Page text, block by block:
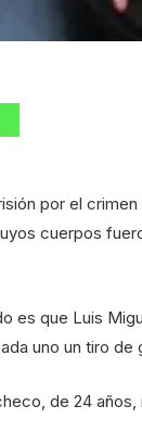
por el
cuerpos
es que Luis
uno un tiro de
de 24